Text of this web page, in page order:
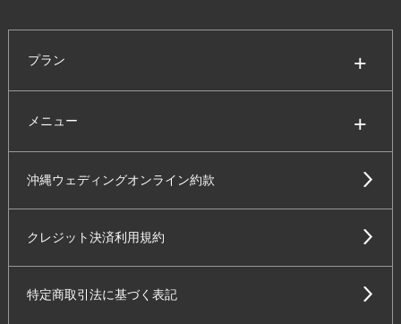
プラン
メニュー
沖縄ウェディングオンライン約款
クレジット決済利用規約
特定商取引法に基づく表記